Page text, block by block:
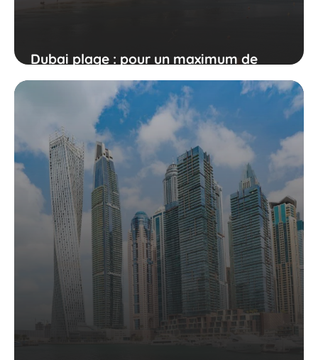
Dubai plage : pour un maximum de
soleil